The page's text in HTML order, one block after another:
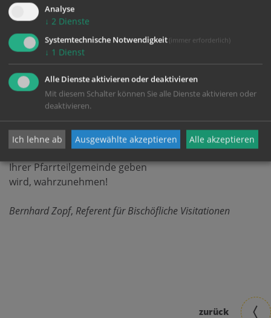
Vernetzunginnerhalb der
Pfarrteilgemeinden, der pastoralen Knotenpunkte und
pfarrlichen Einrichtungen.
Ebenso im Fokus steht die Frage, wie die
wird und welche Erfahrungen sich bereits bewährt
haben.
persönlichen
Begegnungmit dem
Bischof und seinem Visitationsteam, die es auch in
Ihrer Pfarrteilgemeinde geben
wird, wahrzunehmen!
BernhardZopf, Referent für Bischöfliche Visitationen
zurück
Analyse
↓ 2 Dienste
Systemtechnische Notwendigkeit (immer erforderlich)
↓ 1 Dienst
Alle Dienste aktivieren oder deaktivieren
Mit diesem Schalter können Sie alle Dienste aktivieren oder
deaktivieren.
Ich lehne ab Ausgewählte akzeptieren Alle akzeptieren